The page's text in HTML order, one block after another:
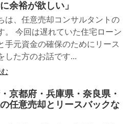
に余裕が欲しい」
は、任意売却コンサルタントの
。 今回は遅れていた住宅ローン
手元資金の確保のためにリース
した方のお話です...
京都府・兵庫県・奈良県・
任意売却とリースバックな